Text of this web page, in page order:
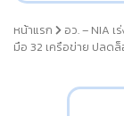
หน้าแรก
อว. – NIA
มือ 32 เครือข่าย ปลด